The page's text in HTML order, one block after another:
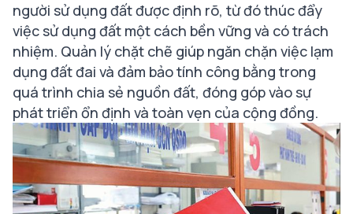
người sử dụng đất được định rõ, từ đó thúc đẩy
việc sử dụng đất một cách bền vững và có trách
nhiệm. Quản lý chặt chẽ giúp ngăn chặn việc lạm
dụng đất đai và đảm bảo tính công bằng trong
quá trình chia sẻ nguồn đất, đóng góp vào sự
phát triển ổn định và toàn vẹn của cộng đồng.